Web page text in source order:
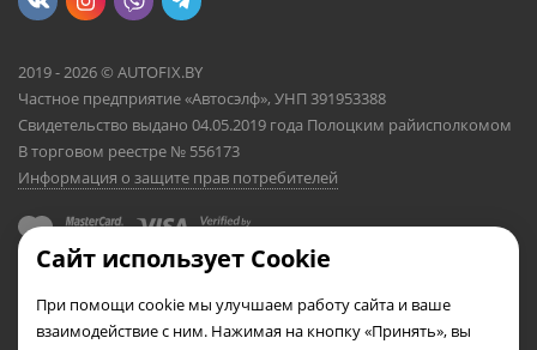
2019 - 2026 © AUTOFIX.BY
Частное предприятие «Автосэлф», УНП 391953388
Свидетельство выдано 04.05.2019 года Полоцким райисполкомом
В торговом реестре № 556173
Информация о защите прав потребителей
Сайт использует Cookie
При помощи cookie мы улучшаем работу сайта и ваше
взаимодействие с ним. Нажимая на кнопку «Принять», вы